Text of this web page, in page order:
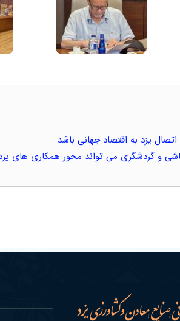
اتصال یزد به اقتصاد جهانی باشد
و گردشگری می تواند محور همکاری های یزد